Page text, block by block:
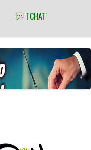
TCHAT'